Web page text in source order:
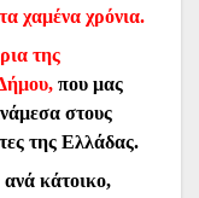
χαμένα χρόνια.
της
που μας
στους
της Ελλάδας.
κάτοικο,